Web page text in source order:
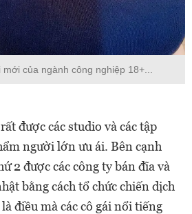
của ngành công nghiệp 18+...
được các studio và các tập
người lớn ưu ái. Bên cạnh
2 được các công ty bán đĩa và
bằng cách tổ chức chiến dịch
điều mà các cô gái nổi tiếng